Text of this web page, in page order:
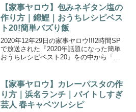
【家事ヤロウ】包みネギタン塩の
作り方｜錦鯉｜おうちレシピベス
ト20!簡単バズり飯
2020年12年29日の家事ヤロウ!!!2時間SP
で放送された『2020年話題になった簡単
おうちレシピベスト20』をの中から「包
き込みご飯”や”即席めんアレンジレシピ
超...
【家事ヤロウ】カレーパスタの作
り方｜浜名ランチ｜バイトしすぎ
芸人 春キャベツレシピ